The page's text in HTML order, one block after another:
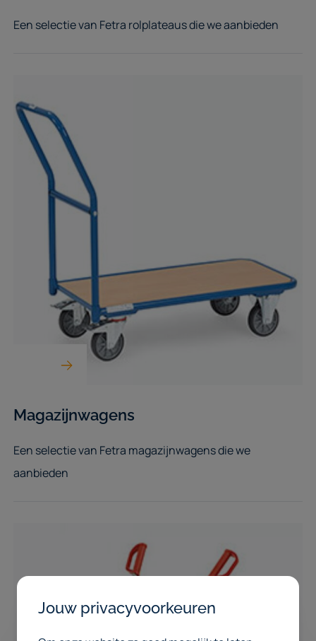
Een selectie van Fetra rolplateaus die we aanbieden
Magazijnwagens
Een selectie van Fetra magazijnwagens die we
aanbieden
Jouw privacyvoorkeuren